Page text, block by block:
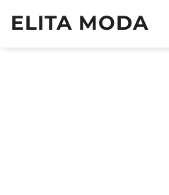
ELITA MODA